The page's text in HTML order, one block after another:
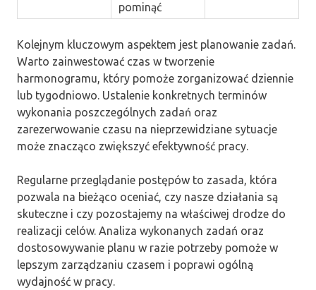
pominąć
Kolejnym kluczowym aspektem jest planowanie zadań.
Warto zainwestować czas w tworzenie
harmonogramu, który pomoże zorganizować dziennie
lub tygodniowo. Ustalenie konkretnych terminów
wykonania poszczególnych zadań oraz
zarezerwowanie czasu na nieprzewidziane sytuacje
może znacząco zwiększyć efektywność pracy.
Regularne przeglądanie postępów to zasada, która
pozwala na bieżąco oceniać, czy nasze działania są
skuteczne i czy pozostajemy na właściwej drodze do
realizacji celów. Analiza wykonanych zadań oraz
dostosowywanie planu w razie potrzeby pomoże w
lepszym zarządzaniu czasem i poprawi ogólną
wydajność w pracy.